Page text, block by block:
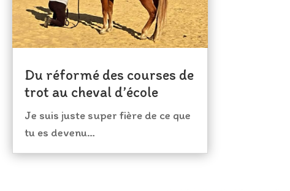
Du réformé des courses de
trot au cheval d’école
Je suis juste super fière de ce que
tu es devenu…